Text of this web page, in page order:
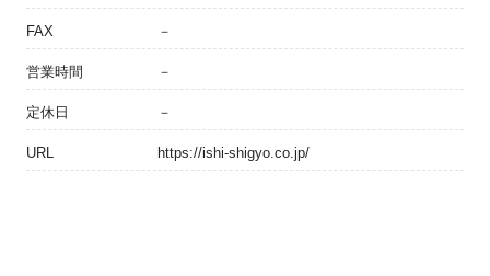
FAX －
営業時間 －
定休日 －
URL https://ishi-shigyo.co.jp/